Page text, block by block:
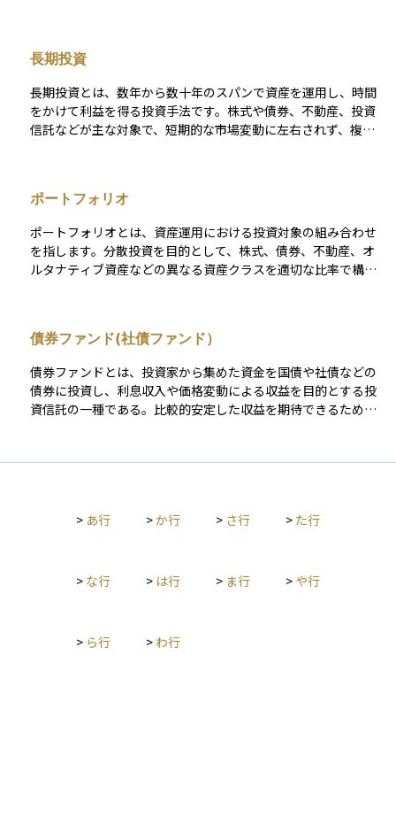
に集中させるよりも値動きの影響が分散されるため、長期的に
はより安定したリターンが期待できます。 ただし、あらゆるリ
スクが消えるわけではなく、世界全体の経済状況が悪化すれば
同時に下落するケースもあるため、投資を行う際は目標や投資
期間、リスク許容度を考慮したうえで、計画的に実行すること
長期投資
長期投資とは、数年から数十年のスパンで資産を運用し、時間
をかけて利益を得る投資手法です。株式や債券、不動産、投資
信託などが主な対象で、短期的な市場変動に左右されず、複利
ポートフォリオ
ポートフォリオとは、資産運用における投資対象の組み合わせ
を指します。分散投資を目的として、株式、債券、不動産、オ
ルタナティブ資産などの異なる資産クラスを適切な比率で構成
通じて当初の配分比率を維持します。ポートフォリオ管理は、
リスク管理の重要な手法です。
債券ファンド(社債ファンド）
債券ファンドとは、投資家から集めた資金を国債や社債などの
債券に投資し、利息収入や価格変動による収益を目的とする投
資信託の一種である。比較的安定した収益を期待できるため、
ったハイイールド債ファンド、物価上昇に対応するインフレ連
したETF（上場投資信託）も存在し、特に社債ETF（Corporat
で取引されるため、売買の自由度が異なる。債券ファンドを選
> あ行 >か行 > さ行 > た行
> な行 > は行 > ま行 > や行
> ら行 > わ行